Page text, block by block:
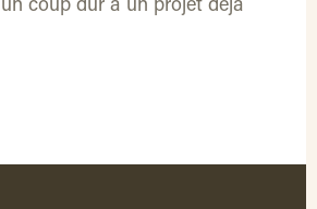
coup dur à un projet déjà